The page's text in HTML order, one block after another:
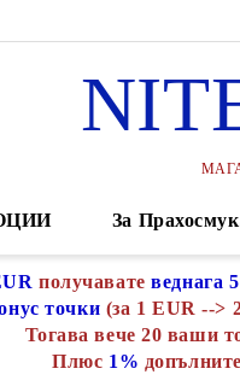
За
получавате веднага
точки (за 1 EUR -->
Тогава вече 20 ваши
Плюс 1%